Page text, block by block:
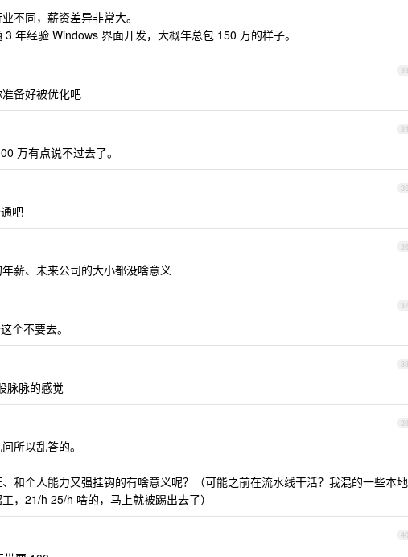
不同，薪资差异非常大。
年经验 Windows 界面开发，大概年总包 150 万的样子。
33
备好被优化吧
34
万有点说不过去了。
35
吧
36
薪、未来公司的大小都没啥意义
37
个不要去。
38
脉脉的感觉
39
所以乱答的。
和个人能力又强挂钩的有啥意义呢？（可能之前在流水线干活？我混的一些本地
，21/h 25/h 啥的，马上就被踢出去了）
40